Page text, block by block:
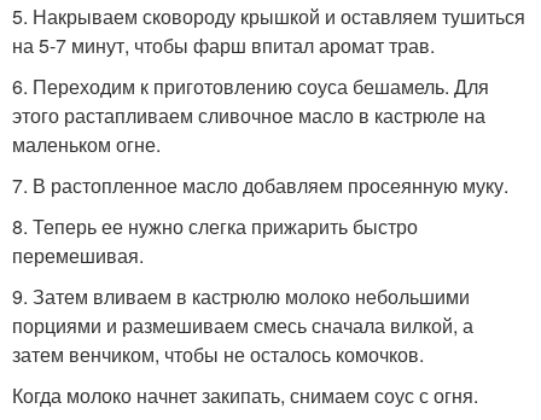
5. Накрываем сковороду крышкой и оставляем тушиться
на 5-7 минут, чтобы фарш впитал аромат трав.
6. Переходим к приготовлению соуса бешамель. Для
этого растапливаем сливочное масло в кастрюле на
маленьком огне.
7. В растопленное масло добавляем просеянную муку.
8. Теперь ее нужно слегка прижарить быстро
перемешивая.
9. Затем вливаем в кастрюлю молоко небольшими
порциями и размешиваем смесь сначала вилкой, а
затем венчиком, чтобы не осталось комочков.
Когда молоко начнет закипать, снимаем соус с огня.